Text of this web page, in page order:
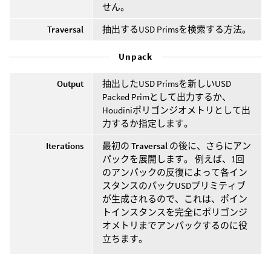
せん。
Traversal
抽出するUSD Primsを検索する方法。
Unpack
Output
抽出したUSD Primsを新しいUSD
Packed Primとして出力するか、
Houdiniポリゴンジオメトリとして出
力するか指定します。
Iterations
最初の Traversal の後に、さらにアン
パックを展開します。 例えば、1回
のアンパックの反復によって各イン
スタンスのパックUSDプリミティブ
が生成されるので、これは、ポイン
トインスタンスを完全にポリゴンジ
オメトリまでアンパックするのに役
立ちます。